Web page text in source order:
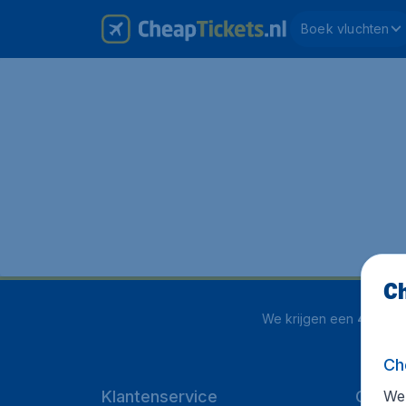
Boek vluchten
We krijgen een 4 uit 5
Klantenservice